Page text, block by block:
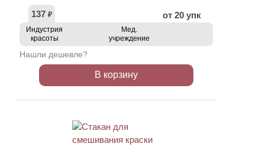
137 ₽ от 20 упк
Индустрия
красоты
Мед.
учреждение
Нашли дешевле?
В корзину